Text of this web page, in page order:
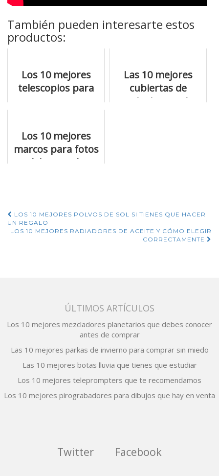
También pueden interesarte estos
productos:
Los 10 mejores
telescopios para
Las 10 mejores
cubiertas de
radiador que lo
Los 10 mejores
marcos para fotos
del mercado
Navegación
de
LOS 10 MEJORES POLVOS DE SOL SI TIENES QUE HACER
UN REGALO
LOS 10 MEJORES RADIADORES DE ACEITE Y CÓMO ELEGIR
CORRECTAMENTE
ÚLTIMOS ARTÍCULOS
Los 10 mejores mezcladores planetarios que debes conocer
antes de comprar
Las 10 mejores parkas de invierno para comprar sin miedo
Las 10 mejores botas lluvia que tienes que estudiar
Los 10 mejores teleprompters que te recomendamos
Los 10 mejores pirograbadores para dibujos que hay en venta
Twitter Facebook